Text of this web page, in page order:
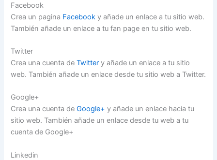
Facebook
Crea un pagina Facebook y añade un enlace a tu sitio web.
También añade un enlace a tu fan page en tu sitio web.
Twitter
Crea una cuenta deTwitter y añade un enlace a tu sitio
web. También añade un enlace desde tu sitio web a Twitter.
Google+
Crea una cuenta deGoogle+ y añade un enlace hacia tu
sitio web. También añade un enlace desde tu web a tu
cuenta de Google+
Linkedin